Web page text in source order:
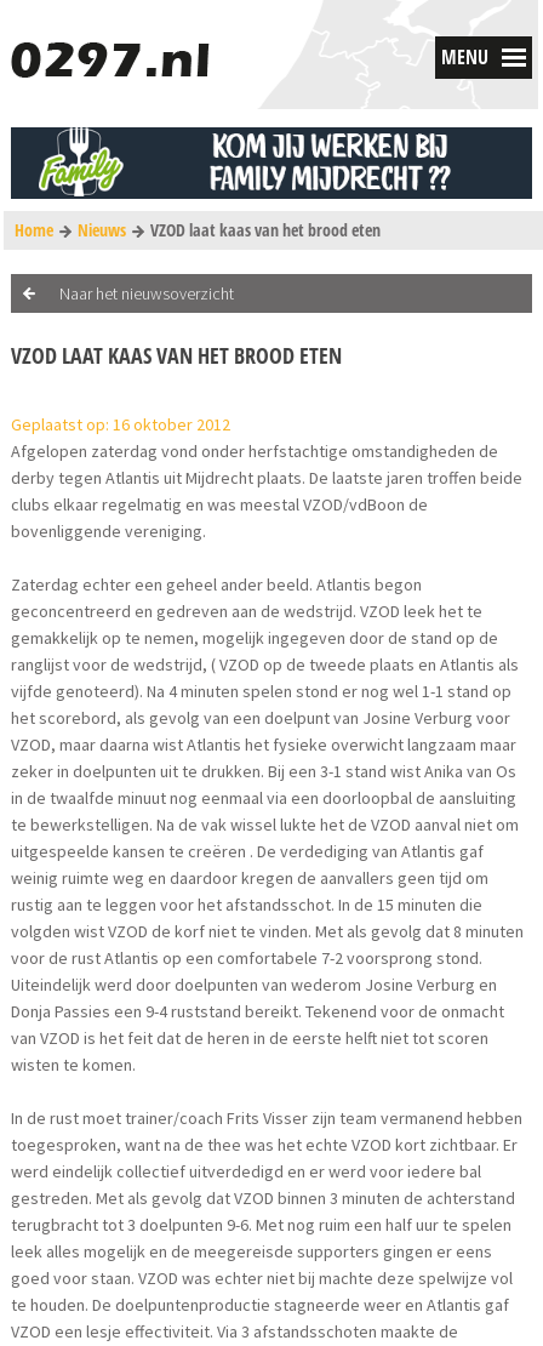
MENU
Home Nieuws VZOD laat kaas van het brood eten
Naar het nieuwsoverzicht
VZOD LAAT KAAS VAN HET BROOD ETEN
Geplaatst op: 16 oktober 2012
Afgelopen zaterdag vond onder herfstachtige omstandigheden de
derby tegen Atlantis uit Mijdrecht plaats. De laatste jaren troffen beide
clubs elkaar regelmatig en was meestal VZOD/vdBoon de
bovenliggende vereniging.
Zaterdag echter een geheel ander beeld. Atlantis begon
geconcentreerd en gedreven aan de wedstrijd. VZOD leek het te
gemakkelijk op te nemen, mogelijk ingegeven door de stand op de
ranglijst voor de wedstrijd, ( VZOD op de tweede plaats en Atlantis als
vijfde genoteerd). Na 4 minuten spelen stond er nog wel 1-1 stand op
het scorebord, als gevolg van een doelpunt van Josine Verburg voor
VZOD, maar daarna wist Atlantis het fysieke overwicht langzaam maar
zeker in doelpunten uit te drukken. Bij een 3-1 stand wist Anika van Os
in de twaalfde minuut nog eenmaal via een doorloopbal de aansluiting
te bewerkstelligen. Na de vak wissel lukte het de VZOD aanval niet om
uitgespeelde kansen te creëren . De verdediging van Atlantis gaf
weinig ruimte weg en daardoor kregen de aanvallers geen tijd om
rustig aan te leggen voor het afstandsschot. In de 15 minuten die
volgden wist VZOD de korf niet te vinden. Met als gevolg dat 8 minuten
voor de rust Atlantis op een comfortabele 7-2 voorsprong stond.
Uiteindelijk werd door doelpunten van wederom Josine Verburg en
Donja Passies een 9-4 ruststand bereikt. Tekenend voor de onmacht
van VZOD is het feit dat de heren in de eerste helft niet tot scoren
wisten te komen.
In de rust moet trainer/coach Frits Visser zijn team vermanend hebben
toegesproken, want na de thee was het echte VZOD kort zichtbaar. Er
werd eindelijk collectief uitverdedigd en er werd voor iedere bal
gestreden. Met als gevolg dat VZOD binnen 3 minuten de achterstand
terugbracht tot 3 doelpunten 9-6. Met nog ruim een half uur te spelen
leek alles mogelijk en de meegereisde supporters gingen er eens
goed voor staan. VZOD was echter niet bij machte deze spelwijze vol
te houden. De doelpuntenproductie stagneerde weer en Atlantis gaf
VZOD een lesje effectiviteit. Via 3 afstandsschoten maakte de